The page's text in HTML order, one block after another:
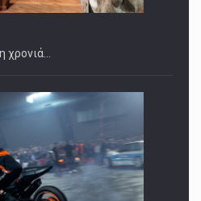
χρονιά…